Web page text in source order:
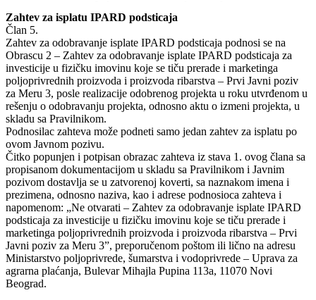
Zahtev za isplatu IPARD podsticaja
Član 5.
Zahtev za odobravanje isplate IPARD podsticaja podnosi se na
Obrascu 2 – Zahtev za odobravanje isplate IPARD podsticaja za
investicije u fizičku imovinu koje se tiču prerade i marketinga
poljoprivrednih proizvoda i proizvoda ribarstva – Prvi Javni poziv
za Meru 3, posle realizacije odobrenog projekta u roku utvrđenom u
rešenju o odobravanju projekta, odnosno aktu o izmeni projekta, u
skladu sa Pravilnikom.
Podnosilac zahteva može podneti samo jedan zahtev za isplatu po
ovom Javnom pozivu.
Čitko popunjen i potpisan obrazac zahteva iz stava 1. ovog člana sa
propisanom dokumentacijom u skladu sa Pravilnikom i Javnim
pozivom dostavlja se u zatvorenoj koverti, sa naznakom imena i
prezimena, odnosno naziva, kao i adrese podnosioca zahteva i
napomenom: „Ne otvarati – Zahtev za odobravanje isplate IPARD
podsticaja za investicije u fizičku imovinu koje se tiču prerade i
marketinga poljoprivrednih proizvoda i proizvoda ribarstva – Prvi
Javni poziv za Meru 3”, preporučenom poštom ili lično na adresu
Ministarstvo poljoprivrede, šumarstva i vodoprivrede – Uprava za
agrarna plaćanja, Bulevar Mihajla Pupina 113a, 11070 Novi
Beograd.